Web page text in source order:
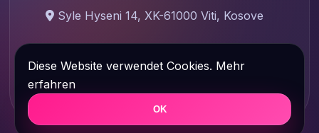
Syle Hyseni 14, XK-61000 Viti, Kosove
©2026Exon Marketing – Designed with
Diese Website verwendet Cookies. Mehr
erfahren
OK